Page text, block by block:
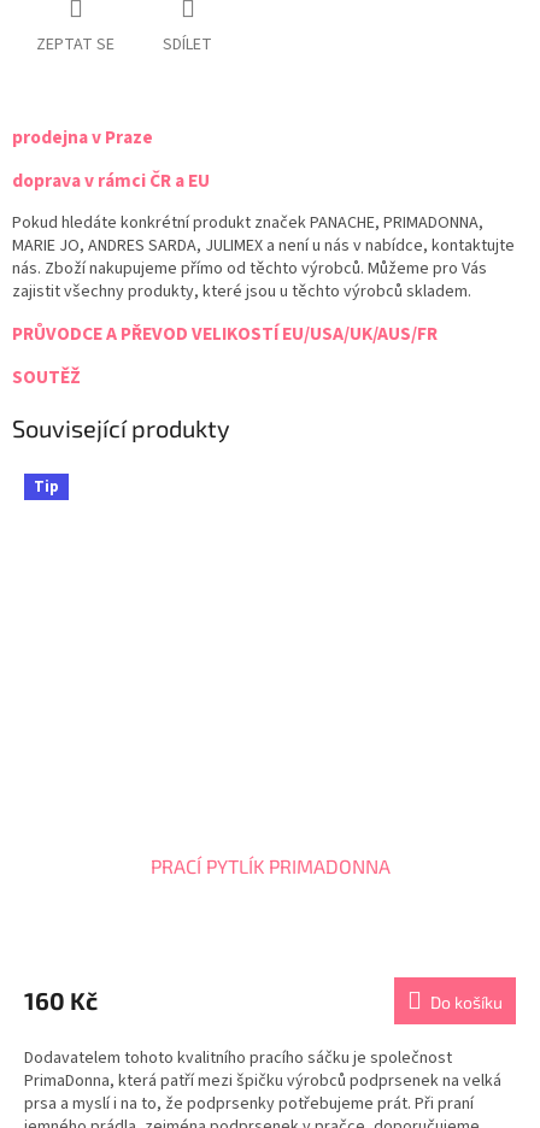
ZEPTAT SE SDÍLET
prodejna v Praze
doprava v rámci ČR a EU
Pokud hledáte konkrétní produkt značek PANACHE, PRIMADONNA,
MARIE JO, ANDRES SARDA, JULIMEX a není u nás v nabídce, kontaktujte
nás. Zboží nakupujeme přímo od těchto výrobců. Můžeme pro Vás
zajistit všechny produkty, které jsou u těchto výrobců skladem.
PRŮVODCE A PŘEVOD VELIKOSTÍ EU/USA/UK/AUS/FR
SOUTĚŽ
Související produkty
Tip
PRACÍ PYTLÍK PRIMADONNA
produktu
je
z
5
hvězdiček.
160 Kč Do košíku
Dodavatelem tohoto kvalitního pracího sáčku je společnost
PrimaDonna, která patří mezi špičku výrobců podprsenek na velká
prsa a myslí i na to, že podprsenky potřebujeme prát. Při praní